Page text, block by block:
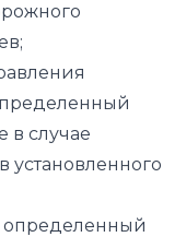
в случае
определенный